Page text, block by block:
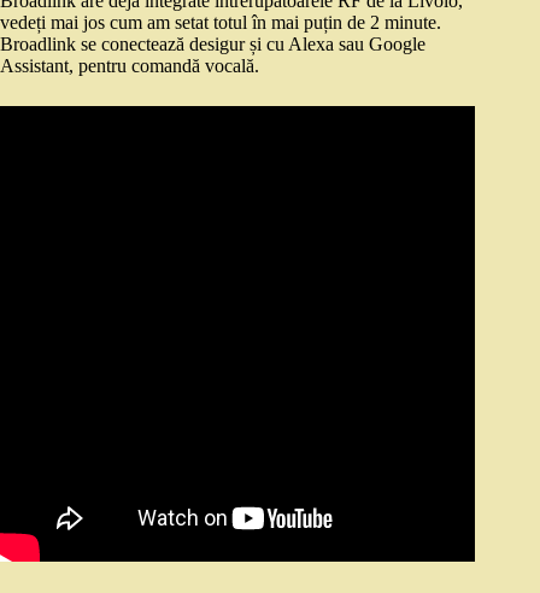
vedeți mai jos cum am setat totul în mai puțin de 2 minute.
Broadlink se conectează desigur și cu Alexa sau Google
Assistant, pentru comandă vocală.